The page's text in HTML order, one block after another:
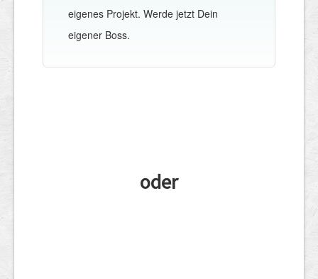
eigenes Projekt. Werde jetzt Dein
eigener Boss.
oder